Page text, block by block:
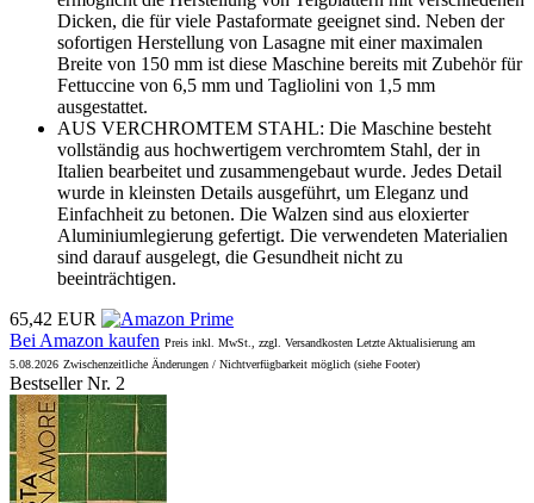
Dicken, die für viele Pastaformate geeignet sind. Neben der
sofortigen Herstellung von Lasagne mit einer maximalen
Breite von 150 mm ist diese Maschine bereits mit Zubehör für
Fettuccine von 6,5 mm und Tagliolini von 1,5 mm
ausgestattet.
AUS VERCHROMTEM STAHL: Die Maschine besteht
vollständig aus hochwertigem verchromtem Stahl, der in
Italien bearbeitet und zusammengebaut wurde. Jedes Detail
wurde in kleinsten Details ausgeführt, um Eleganz und
Einfachheit zu betonen. Die Walzen sind aus eloxierter
Aluminiumlegierung gefertigt. Die verwendeten Materialien
sind darauf ausgelegt, die Gesundheit nicht zu
beeinträchtigen.
65,42 EUR
Bei Amazon kaufen Preis inkl. MwSt., zzgl. Versandkosten Letzte Aktualisierung am
5.08.2026 Zwischenzeitliche Änderungen / Nichtverfügbarkeit möglich (siehe Footer)
Bestseller Nr. 2